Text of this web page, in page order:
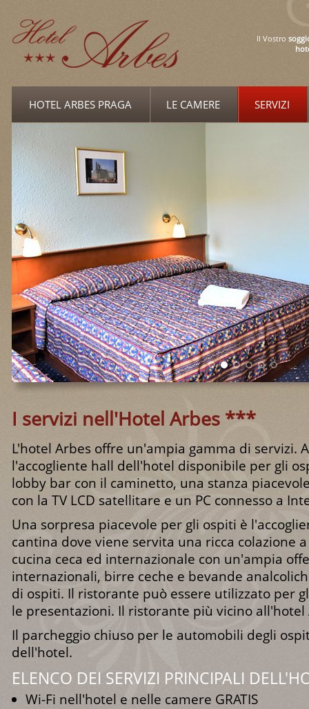
Il Vostro
HOTEL ARBES PRAGA LE CAMERE SERVIZI
I servizi nell'Hotel Arbes ***
L'hotel Arbes offre un'ampia gamma di servizi.
l'accogliente hall dell'hotel disponibile per gli
lobby bar con il caminetto, una stanza
con la TV LCD satellitare e un PC connesso a
Una sorpresa piacevole per gli ospiti è
cantina dove viene servita una ricca colazione
cucina ceca ed internazionale con un'ampia
internazionali, birre ceche e bevande
di ospiti. Il ristorante può essere utilizzato per
le presentazioni. Il ristorante più vicino all'hotel
Il parcheggio chiuso per le automobili degli
dell'hotel.
ELENCO DEI SERVIZI PRINCIPALI
Wi-Fi nell'hotel e nelle camere GRATIS